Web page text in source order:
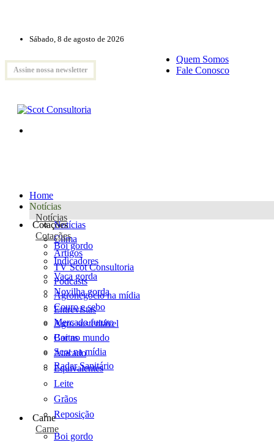
Sábado, 8 de agosto de 2026
Assine nossa newsletter
Quem Somos
Fale Conosco
Home
Notícias
Notícias
Notícias
Clima
Artigos
TV Scot Consultoria
Podcasts
Agronegócio na mídia
Entrevistas
Agro sustentável
Cartas
Scot na mídia
Radar Sanitário
Cotações
Cotações
Boi gordo
Indicadores
Vaca gorda
Novilha gorda
Couro e sebo
Mercado futuro
Boi no mundo
Atacado
Equivalentes
Leite
Grãos
Reposição
Carne
Carne
Boi gordo